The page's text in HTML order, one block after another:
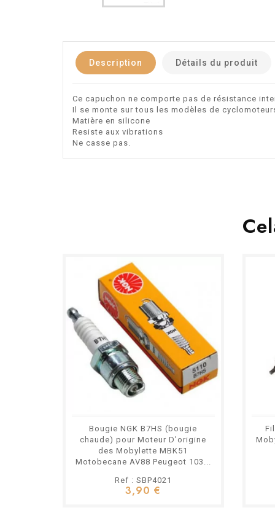
Description Détails du produit
Ce capuchon ne comporte pas de résistance
Il se monte sur tous les modèles de
Matière en silicone
Resiste aux vibrations
Ne casse pas.
Bougie NGK B7HS (bougie
chaude) pour Moteur D'origine
des Mobylette MBK51
Motobecane AV88 Peugeot 103...
Ref : SBP4021
3,90 €